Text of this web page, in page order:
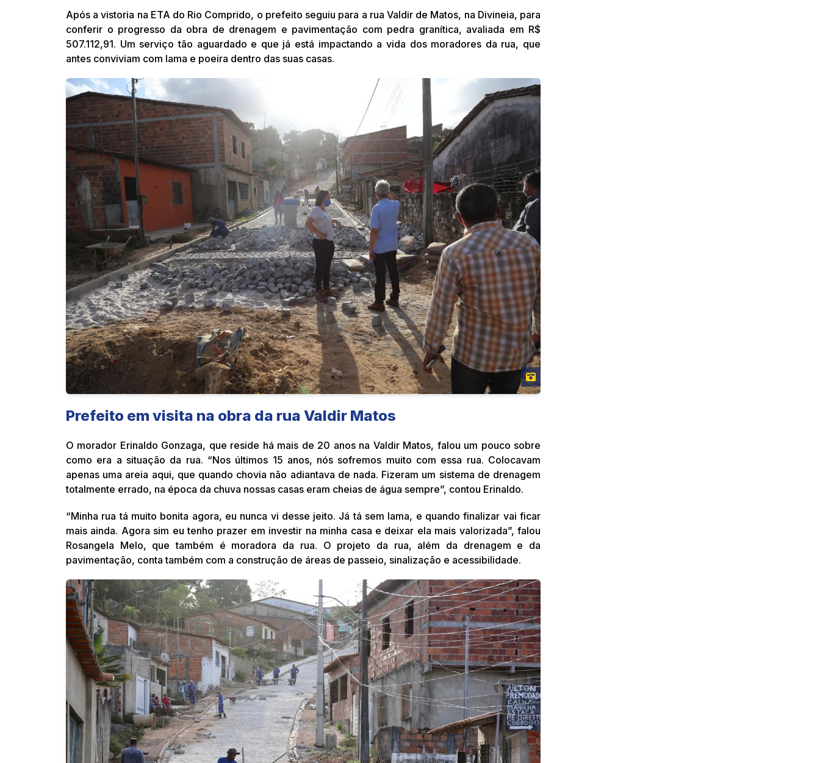
Após a vistoria na ETA do Rio Comprido, o prefeito seguiu para a rua Valdir de Matos, na Divineia, para
conferir o progresso da obra de drenagem e pavimentação com pedra granítica, avaliada em R$
507.112,91. Um serviço tão aguardado e que já está impactando a vida dos moradores da rua, que
antes conviviam com lama e poeira dentro das suas casas.
Prefeito em visita na obra da rua Valdir Matos
O morador Erinaldo Gonzaga, que reside há mais de 20 anos na Valdir Matos, falou um pouco sobre
como era a situação da rua. “Nos últimos 15 anos, nós sofremos muito com essa rua. Colocavam
apenas uma areia aqui, que quando chovia não adiantava de nada. Fizeram um sistema de drenagem
totalmente errado, na época da chuva nossas casas eram cheias de água sempre”, contou Erinaldo.
“Minha rua tá muito bonita agora, eu nunca vi desse jeito. Já tá sem lama, e quando finalizar vai ficar
mais ainda. Agora sim eu tenho prazer em investir na minha casa e deixar ela mais valorizada”, falou
Rosangela Melo, que também é moradora da rua. O projeto da rua, além da drenagem e da
pavimentação, conta também com a construção de áreas de passeio, sinalização e acessibilidade.